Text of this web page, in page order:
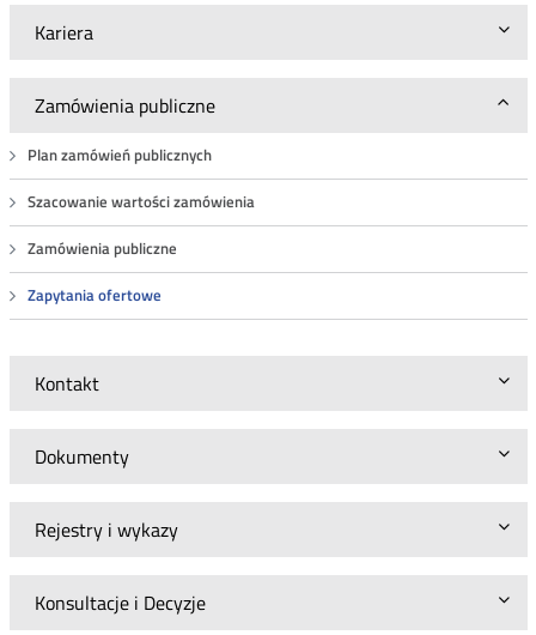
Kariera
Zamówienia publiczne
Plan zamówień publicznych
Szacowanie wartości zamówienia
Zamówienia publiczne
Zapytania ofertowe
Kontakt
Dokumenty
Rejestry i wykazy
Konsultacje i Decyzje